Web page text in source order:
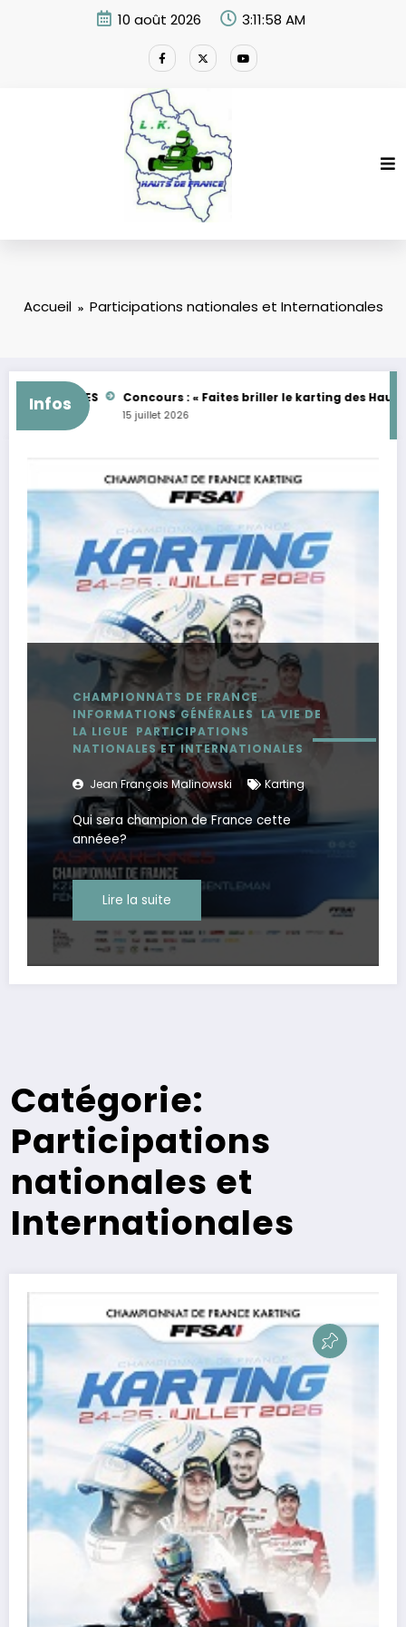
10 août 2026 3:11:59 AM
Accueil Participations nationales et Internationales
Infos Concours : « Faites briller le karting des Hauts de
15 juillet 2026
CHAMPIONNATS DE FRANCE
INFORMATIONS GÉNÉRALES LA VIE DE
LA LIGUE
PARTICIPATIONS
NATIONALES ET INTERNATIONALES
Jean François Malinowski Karting
Qui sera champion de France cette
annéee?
Lire la suite
Catégorie:
Participations
nationales et
Internationales